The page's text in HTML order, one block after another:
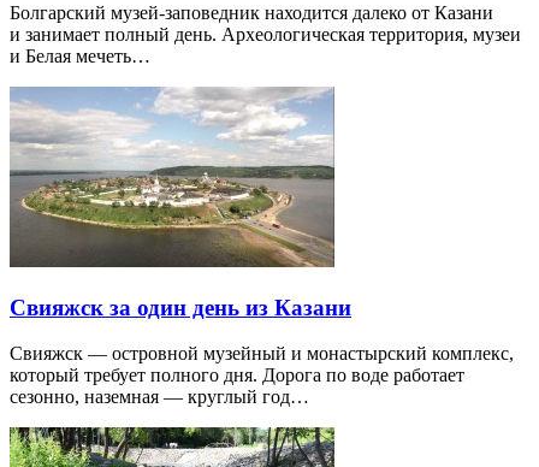
Болгарский музей-заповедник находится далеко от Казани
и занимает полный день. Археологическая территория, музеи
и Белая мечеть…
Свияжск за один день из Казани
Свияжск — островной музейный и монастырский комплекс,
который требует полного дня. Дорога по воде работает
сезонно, наземная — круглый год…